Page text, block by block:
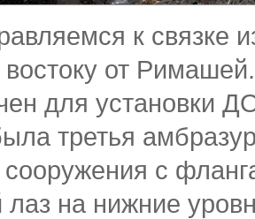
к связке
востоку от
для установки
третья
с
на нижние